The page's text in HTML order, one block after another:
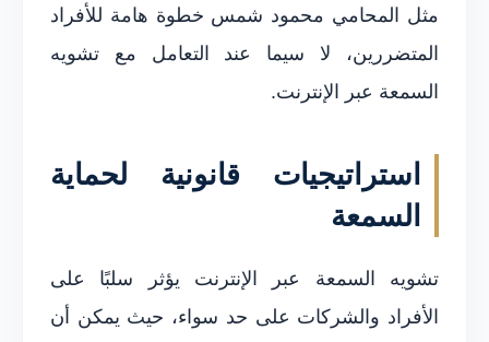
مثل المحامي محمود شمس خطوة هامة للأفراد
المتضررين، لا سيما عند التعامل مع تشويه
السمعة عبر الإنترنت.
استراتيجيات قانونية لحماية
السمعة
تشويه السمعة عبر الإنترنت يؤثر سلبًا على
الأفراد والشركات على حد سواء، حيث يمكن أن